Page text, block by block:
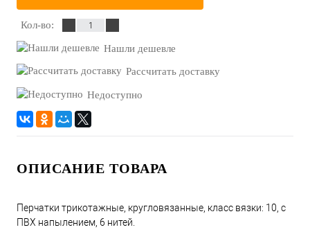
Кол-во:
Нашли дешевле
Рассчитать доставку
Недоступно
ОПИСАНИЕ ТОВАРА
Перчатки трикотажные, кругловязанные, класс вязки: 10, с
ПВХ напылением, 6 нитей.